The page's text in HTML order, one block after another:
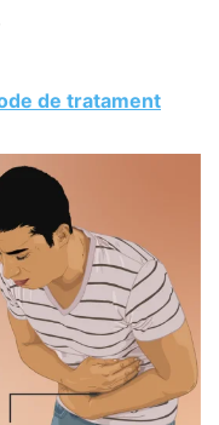
de tratament